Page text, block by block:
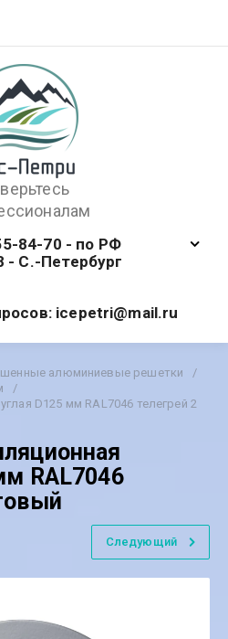
84-70 - по РФ
- С.-Петербург
icepetri@mail.ru
алюминиевые решетки
/
/
D125 мм RAL7046 телегрей 2
RAL7046
Следующий